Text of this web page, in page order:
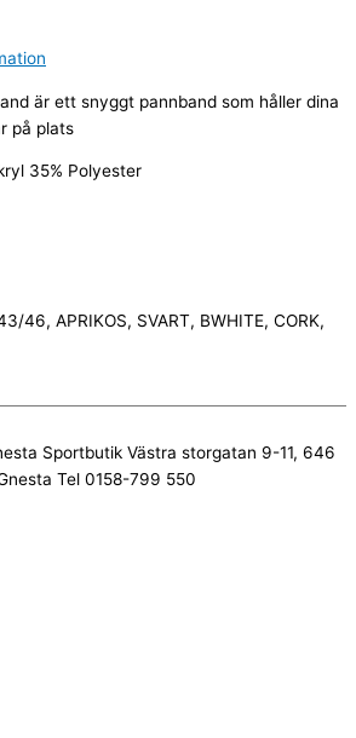
är ett snyggt pannband som håller dina
på plats
35% Polyester
46, APRIKOS, SVART, BWHITE, CORK,
Sportbutik Västra storgatan 9-11, 646
Tel 0158-799 550